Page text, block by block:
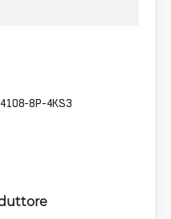
8P-4KS3